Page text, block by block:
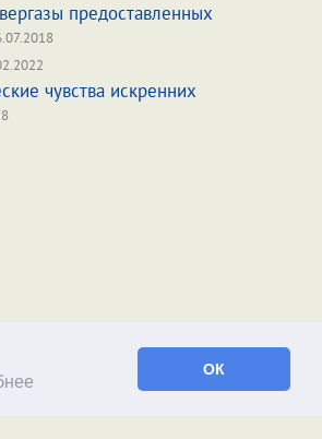
ОК
предоставленных
чувства искренних
RSS блога